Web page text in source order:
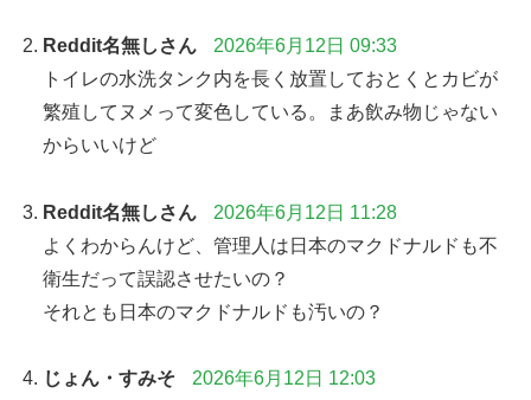
Reddit名無しさん
2026年6月12日 09:33
トイレの水洗タンク内を長く放置しておとくとカビが
繁殖してヌメって変色している。まあ飲み物じゃない
からいいけど
Reddit名無しさん
2026年6月12日 11:28
よくわからんけど、管理人は日本のマクドナルドも不
衛生だって誤認させたいの？
それとも日本のマクドナルドも汚いの？
じょん・すみそ
2026年6月12日 12:03